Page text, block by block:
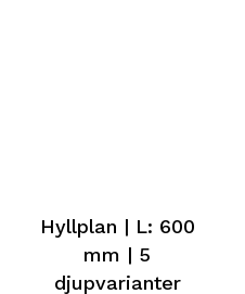
Hyllplan | L: 600
mm | 5
djupvarianter